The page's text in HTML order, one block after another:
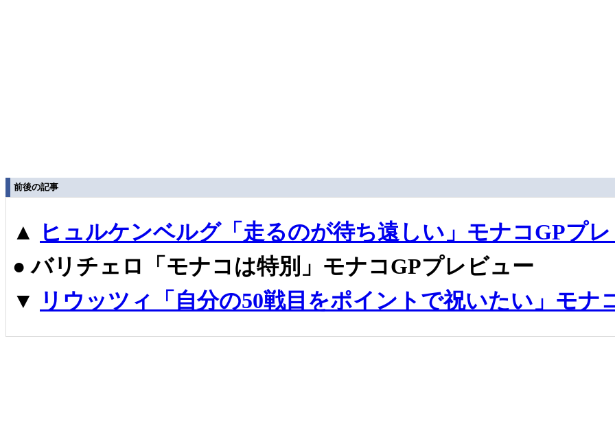
前後の記事
▲ ヒュルケンベルグ「走るのが待ち遠しい」モナコGPプ
●バリチェロ「モナコは特別」モナコGPプレビュー
▼
リウッツィ「自分の50戦目をポイントで祝いたい」モナ